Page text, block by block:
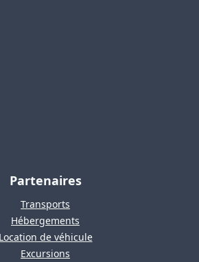
Partenaires
Transports
Hébergements
Location de véhicule
Excursions